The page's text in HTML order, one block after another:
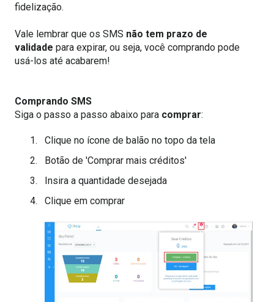
fidelização.
Vale lembrar que os SMS não tem prazo de
validade para expirar, ou seja, você comprando pode
usá-los até acabarem!
Comprando SMS
Siga o passo a passo abaixo para comprar:
Clique no ícone de balão no topo da tela
Botão de 'Comprar mais créditos'
Insira a quantidade desejada
Clique em comprar